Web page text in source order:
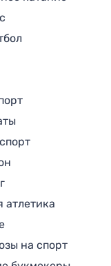
атлетика
на спорт